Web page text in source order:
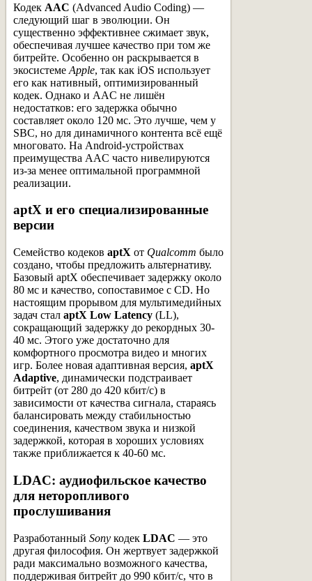
Кодек AAC (Advanced Audio Coding) —
следующий шаг в эволюции. Он
существенно эффективнее сжимает звук,
обеспечивая лучшее качество при том же
битрейте. Особенно он раскрывается в
экосистеме Apple, так как iOS использует
его как нативный, оптимизированный
кодек. Однако и AAC не лишён
недостатков: его задержка обычно
составляет около 120 мс. Это лучше, чем у
SBC, но для динамичного контента всё ещё
многовато. На Android-устройствах
преимущества AAC часто нивелируются
из-за менее оптимальной программной
реализации.
aptX и его специализированные
версии
Семейство кодеков aptX от Qualcomm было
создано, чтобы предложить альтернативу.
Базовый aptX обеспечивает задержку около
80 мс и качество, сопоставимое с CD. Но
настоящим прорывом для мультимедийных
задач стал aptX Low Latency (LL),
сокращающий задержку до рекордных 30-
40 мс. Этого уже достаточно для
комфортного просмотра видео и многих
игр. Более новая адаптивная версия, aptX
Adaptive, динамически подстраивает
битрейт (от 280 до 420 кбит/с) в
зависимости от качества сигнала, стараясь
балансировать между стабильностью
соединения, качеством звука и низкой
задержкой, которая в хороших условиях
также приближается к 40-60 мс.
LDAC: аудиофильское качество
для неторопливого
прослушивания
Разработанный Sony кодек LDAC — это
другая философия. Он жертвует задержкой
ради максимально возможного качества,
поддерживая битрейт до 990 кбит/с, что в